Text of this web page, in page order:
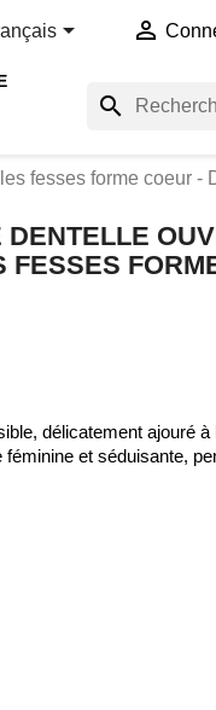
 
search
fesses forme coeur -
FESSES
délicatement ajouré à
et séduisante,